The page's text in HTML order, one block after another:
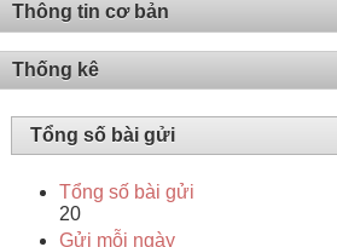
Thông tin cơ bản
Thống kê
Tổng số bài gửi
Tổng số bài gửi
20
Gửi mỗi ngày